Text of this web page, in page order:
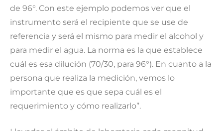
de 96°. Con este ejemplo podemos ver que el
instrumento será el recipiente que se use de
referencia y será el mismo para medir el alcohol y
para medir el agua. La norma es la que establece
cuál es esa dilución (70/30, para 96°). En cuanto a la
persona que realiza la medición, vemos lo
importante que es que sepa cuál es el
requerimiento y cómo realizarlo”.